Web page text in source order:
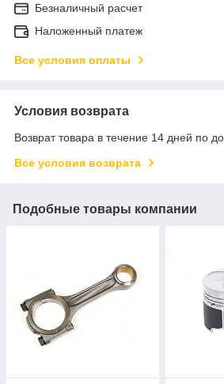
Безналичный расчет
Наложенный платеж
Все условия оплаты
Условия возврата
Возврат товара в течение 14 дней по
Все условия возврата
Подобные товары компании